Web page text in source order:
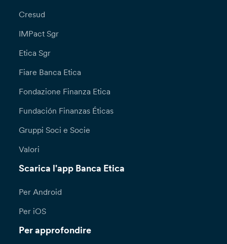
Cresud
IMPact Sgr
Etica Sgr
Fiare Banca Etica
Fondazione Finanza Etica
Fundación Finanzas Éticas
Gruppi Soci e Socie
Valori
Scarica l'app Banca Etica
Per Android
Per iOS
Per approfondire